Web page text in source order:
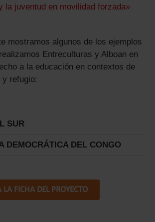
la juventud en movilidad forzada»
mostramos algunos de los ejemplos
Entreculturas y Alboan en
a la educación en contextos de
y refugio:
SUR
DEMOCRÁTICA DEL CONGO
LA FICHA DEL PROYECTO